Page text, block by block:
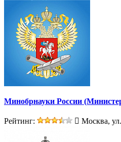
Минобрнауки России
Рейтинг: Москва,